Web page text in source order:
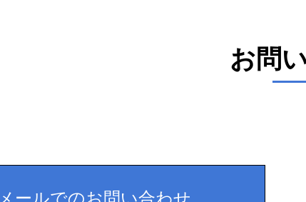
お問
メールでのお問い合わせ